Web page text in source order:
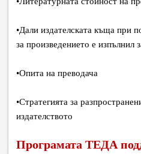
•Дали издателската къща при
за произведението е
•Опита на преводача
•Стратегията за
издателството
Програмата ТЕДА